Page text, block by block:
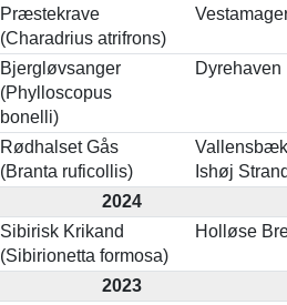
Præstekrave
(Charadrius atrifrons)
Bjergløvsanger
(Phylloscopus
bonelli)
Dyrehaven
Rødhalset Gås
(Branta ruficollis)
Ishøj
2024
Sibirisk Krikand
(Sibirionetta formosa)
Holløse
2023